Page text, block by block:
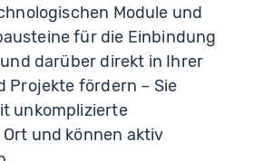
Module und
für die Einbindung
darüber direkt in Ihrer
Projekte fördern – Sie
unkomplizierte
und können aktiv